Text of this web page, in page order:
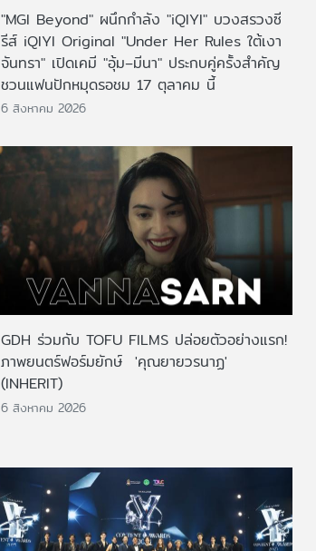
"MGI Beyond" ผนึกกำลัง "iQIYI" บวงสรวงซี
รีส์ iQIYI Original "Under Her Rules ใต้เงา
จันทรา" เปิดเคมี "อุ้ม–มีนา" ประกบคู่ครั้งสำคัญ
ชวนแฟนปักหมุดรอชม 17 ตุลาคม นี้
6 สิงหาคม 2026
GDH ร่วมกับ TOFU FILMS ปล่อยตัวอย่างแรก!
ภาพยนตร์ฟอร์มยักษ์ 'คุณยายวรนาฏ'
(INHERIT)
6 สิงหาคม 2026